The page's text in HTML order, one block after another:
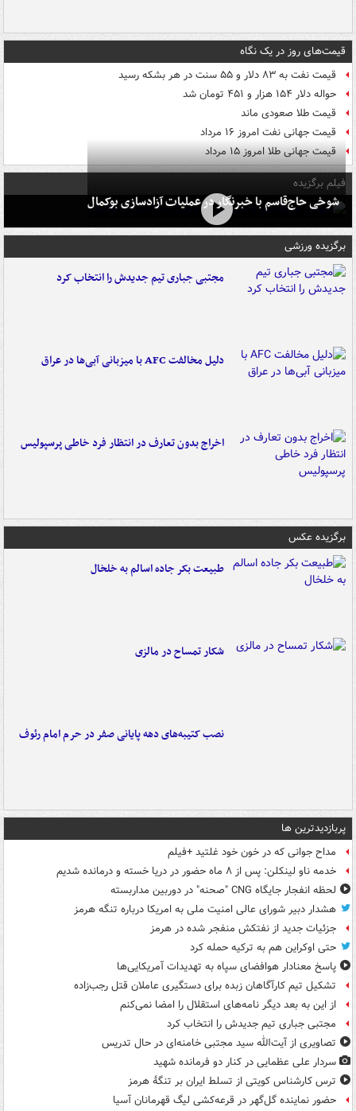
قیمت‌های روز در یک نگاه
قیمت نفت به ۸۳ دلار و ۵۵ سنت در هر بشکه رسید
حواله دلار ۱۵۴ هزار و ۴۵۱ تومان شد
قیمت طلا صعودی ماند
قیمت جهانی نفت امروز ۱۶ مرداد
قیمت جهانی طلا امروز ۱۵ مرداد
فیلم برگزیده
شوخی حاج‌قاسم با خبرنگار در عملیات آزادسازی بوکمال
برگزیده ورزشی
مجتبی جباری تیم جدیدش را انتخاب کرد
دلیل مخالفت AFC با میزبانی آبی‌ها در عراق
اخراج بدون تعارف در انتظار فرد خاطی پرسپولیس
برگزیده عکس
طبیعت بکر جاده اسالم به خلخال
شکار تمساح در مالزی
نصب کتیبه‌های دهه پایانی صفر در حرم امام رئوف
پربازدیدترین ها
مداح جوانی که در خون خود غلتید +فیلم
خدمه ناو لینکلن: پس از ۸ ماه حضور در دریا خسته و درمانده‌ شدیم
لحظه انفجار جایگاه CNG "صحنه" در دوربین مداربسته
هشدار دبیر شورای عالی امنیت ملی به امریکا درباره تنگه هرمز
جزئیات جدید از نفتکش منفجر شده در هرمز
حتی اوکراین هم به ترکیه حمله کرد
پاسخ معنادار هوافضای سپاه به تهدیدات آمریکایی‌ها
تشکیل تیم کارآگاهان زبده برای دستگیری عاملان قتل رجب‌زاده
از این به بعد دیگر نامه‌های استقلال را امضا نمی‌کنم
مجتبی جباری تیم جدیدش را انتخاب کرد
تصاویری از آیت‌الله سید مجتبی خامنه‌ای در حال تدریس
سردار علی عظمایی در کنار دو فرمانده شهید
ترس کارشناس کویتی از تسلط ایران بر تنگۀ هرمز
حضور نماینده گل‌گهر در قرعه‌کشی لیگ قهرمانان آسیا